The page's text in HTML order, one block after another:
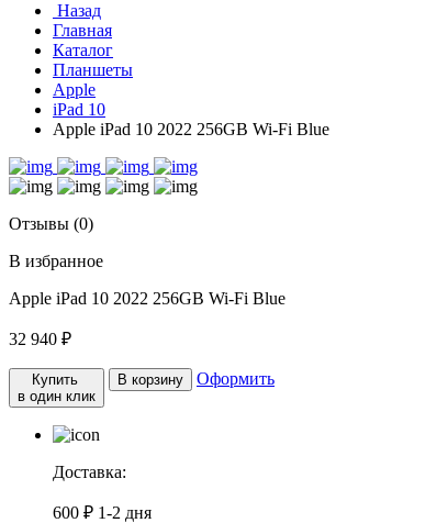
Назад
Главная
Каталог
Планшеты
Apple
iPad 10
Apple iPad 10 2022 256GB Wi-Fi Blue
Отзывы (0)
В избранное
Apple iPad 10 2022 256GB Wi-Fi Blue
32 940 ₽
Купить
в один клик
В корзину Оформить
Доставка:
600 ₽ 1-2 дня